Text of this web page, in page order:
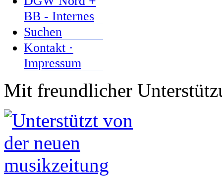
BB - Internes
Suchen
Kontakt ·
Impressum
Mit freundlicher